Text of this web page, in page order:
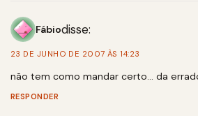
Fábiodisse:
23 DE JUNHO DE 2007 ÀS 14:23
não tem como mandar certo… da
RESPONDER